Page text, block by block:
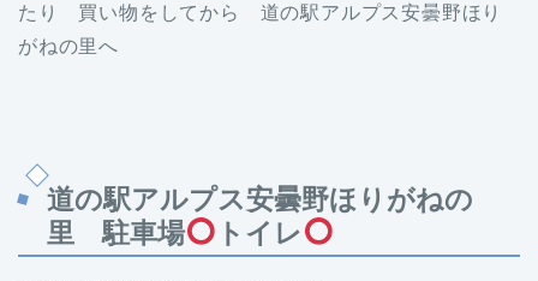
たり 買い物をしてから 道の駅アルプス安曇野ほり
がねの里へ
道の駅アルプス安曇野ほりがねの
里 駐車場
トイレ